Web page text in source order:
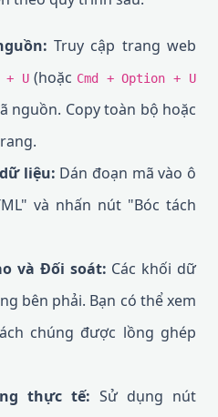
Truy cập trang web
U (hoặc Cmd + Option + U
nguồn. Copy toàn bộ hoặc
liệu: Dán đoạn mã vào ô
và nhấn nút "Bóc tách
và Đối soát: Các khối dữ
bên phải. Bạn có thể xem
chúng được lồng ghép
thực tế: Sử dụng nút